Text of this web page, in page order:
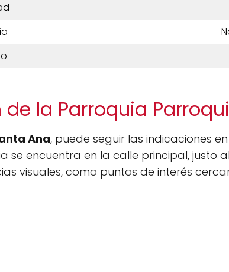
la Parroquia
Ana, puede seguir las indicaciones
se encuentra en la calle principal, justo
visuales, como puntos de interés